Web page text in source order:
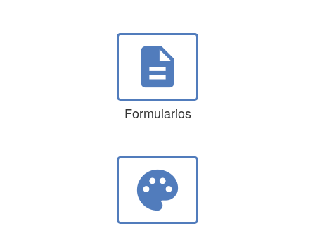
description
Formularios
palette